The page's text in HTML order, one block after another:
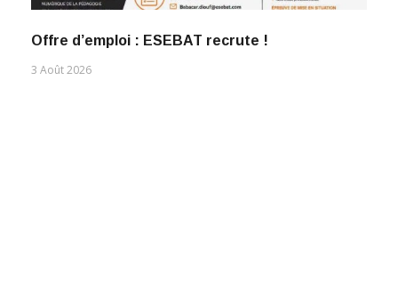
Offre d’emploi : ESEBAT recrute !
3 Août 2026